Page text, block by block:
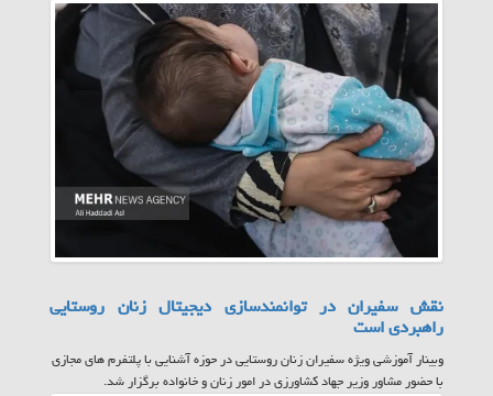
نقش سفیران در توانمندسازی دیجیتال زنان روستایی
راهبردی است
وبینار آموزشی ویژه سفیران زنان روستایی در حوزه آشنایی با پلتفرم های مجازی
با حضور مشاور وزیر جهاد کشاورزی در امور زنان و خانواده برگزار شد.